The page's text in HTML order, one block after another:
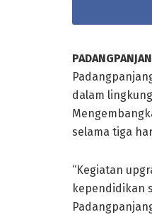
dalam
selama tiga
“Kegiatan
kependidikan